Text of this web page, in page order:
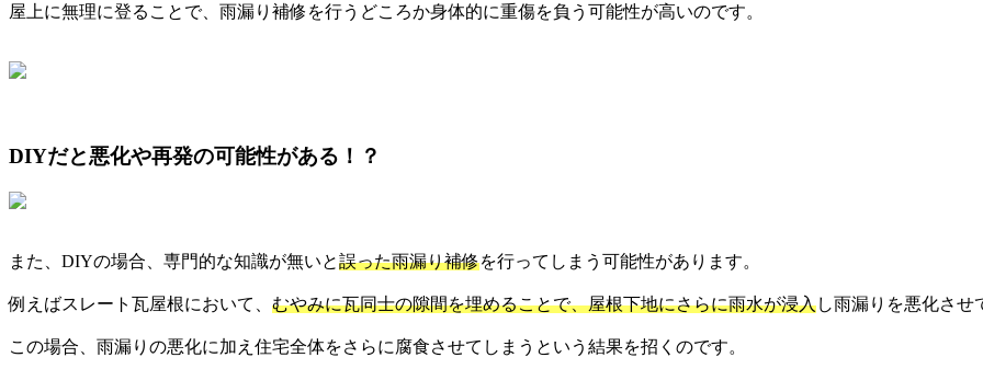
屋上に無理に登ることで、雨漏り補修を行うどころか身体的に重傷を負う可能性が高いのです。
DIYだと悪化や再発の可能性がある！？
また、DIYの場合、専門的な知識が無いと誤った雨漏り補修を行ってしまう可能性があります。
例えばスレート瓦屋根において、 むやみに瓦同士の隙間を埋めることで、屋根下地にさらに雨水が浸入し雨漏りを悪化させ
この場合、雨漏りの悪化に加え住宅全体をさらに腐食させてしまうという結果を招くのです。